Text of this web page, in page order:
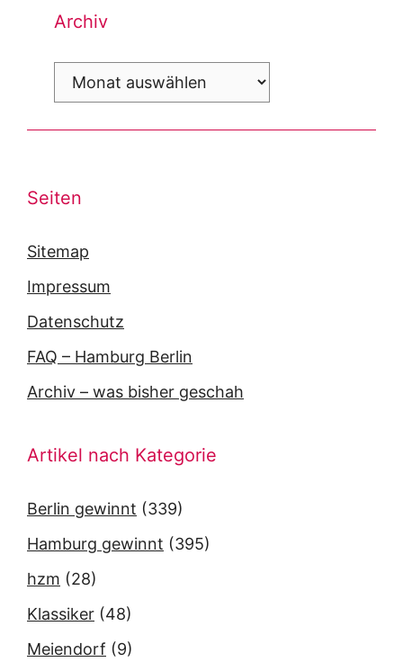
Archiv
Archiv
Seiten
Sitemap
Impressum
Datenschutz
FAQ – Hamburg Berlin
Archiv – was bisher geschah
Artikel nach Kategorie
Berlin gewinnt (339)
Hamburg gewinnt (395)
hzm (28)
Klassiker (48)
Meiendorf (9)